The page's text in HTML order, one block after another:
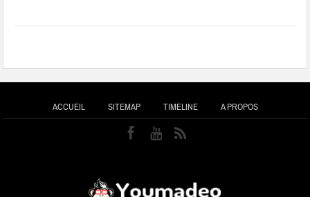
ACCUEIL SITEMAP TIMELINE A PROPOS